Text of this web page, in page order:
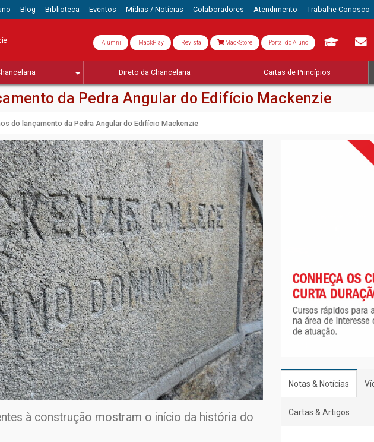
Blog Biblioteca Eventos Mídias / Notícias Colaboradores Atendimento Trabalhe Conosco
Alumni MackPlay Revista MackStore Portal do Aluno
Direto da Chancelaria Cartas de Princípios
da Pedra Angular do Edifício Mackenzie
do lançamento da Pedra Angular do Edifício Mackenzie
à construção mostram o início da história do
Notas & Notícias
Cartas & Artigos